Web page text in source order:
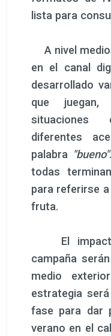
lista para
A nivel
en el canal
desarrollado
que
diferentes
palabra "bueno"
todas
para referirse
fruta.
El impacto
campaña
medio
estrategia
fase para dar
verano en el